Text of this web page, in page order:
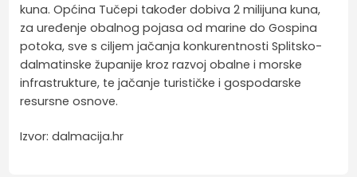
kuna. Općina Tučepi također dobiva 2 milijuna kuna,
za uređenje obalnog pojasa od marine do Gospina
potoka, sve s ciljem jačanja konkurentnosti Splitsko-
dalmatinske županije kroz razvoj obalne i morske
infrastrukture, te jačanje turističke i gospodarske
resursne osnove.
Izvor: dalmacija.hr